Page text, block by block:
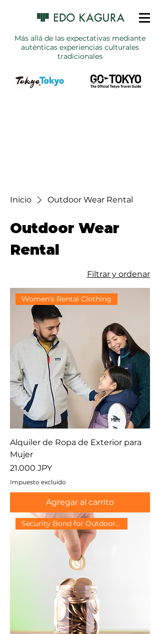
Más allá de las expectativas mediante
auténticas experiencias culturales
tradicionales
Inicio Outdoor Wear Rental
Outdoor Wear
Rental
Filtrar y ordenar
Women's Rental Clothing
Alquiler de Ropa de Exterior para
Mujer
Precio
21.000 JPY
Impuesto excluido
Agregar al carrito
Security Bond for Outdoor Wear